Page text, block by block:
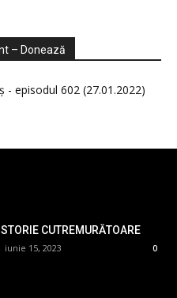
– Donează
CUTREMURĂTOARE
iunie 15, 2023 0